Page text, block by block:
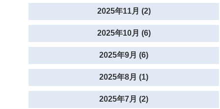
2025年11月 (2)
2025年10月 (6)
2025年9月 (6)
2025年8月 (1)
2025年7月 (2)